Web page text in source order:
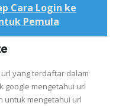
Cara Login ke
Pemula
yang terdaftar dalam
google mengetahui url
untuk mengetahui url